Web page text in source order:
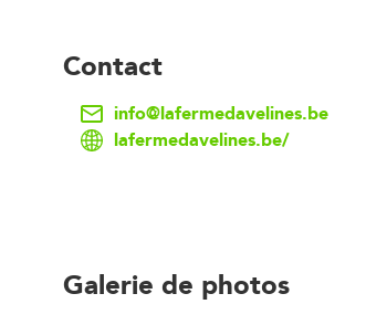
Contact
info@lafermedavelines.be
lafermedavelines.be/
Galerie de photos